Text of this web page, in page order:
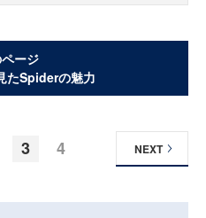
ージ
たSpiderの魅力
3 4 NEXT